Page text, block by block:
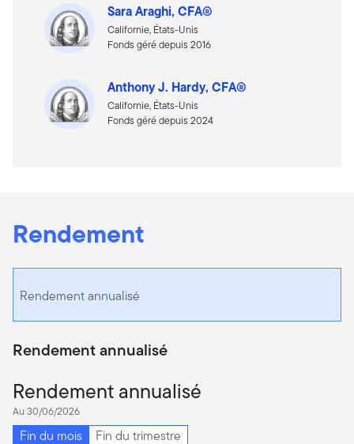
Sara Araghi, CFA®
Californie, États-Unis
Fonds géré depuis 2016
Anthony J. Hardy, CFA®
Californie, États-Unis
Fonds géré depuis 2024
Rendement
Rendement annualisé
Rendement annualisé
Rendement annualisé
Au 30/06/2026
Fin du mois
Fin du trimestre